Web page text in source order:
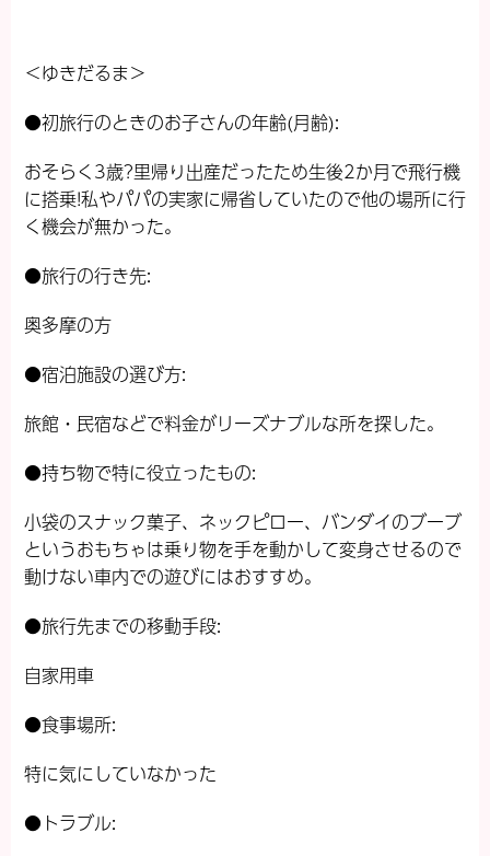
＜ゆきだるま＞
●初旅行のときのお子さんの年齢(月齢):
おそらく3歳?里帰り出産だったため生後2か月で飛行機
に搭乗!私やパパの実家に帰省していたので他の場所に行
く機会が無かった。
●旅行の行き先:
奥多摩の方
●宿泊施設の選び方:
旅館・民宿などで料金がリーズナブルな所を探した。
●持ち物で特に役立ったもの:
小袋のスナック菓子、ネックピロー、バンダイのブーブ
というおもちゃは乗り物を手を動かして変身させるので
動けない車内での遊びにはおすすめ。
●旅行先までの移動手段:
自家用車
●食事場所:
特に気にしていなかった
●トラブル: